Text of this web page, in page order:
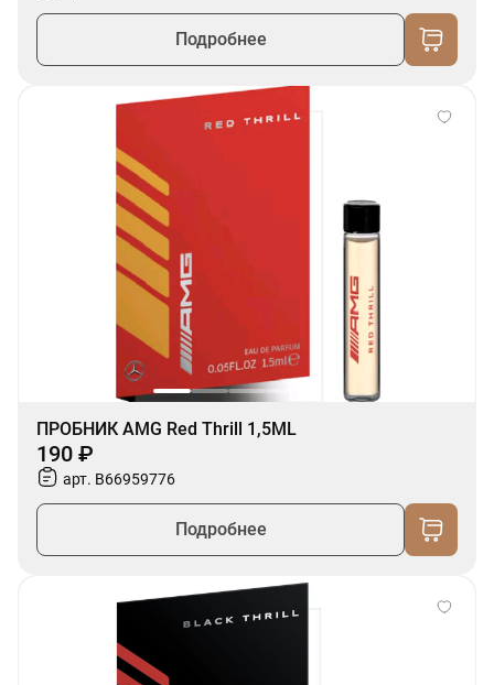
Подробнее
ПРОБНИК AMG Red Thrill 1,5ML
190 ₽
арт. B66959776
Подробнее